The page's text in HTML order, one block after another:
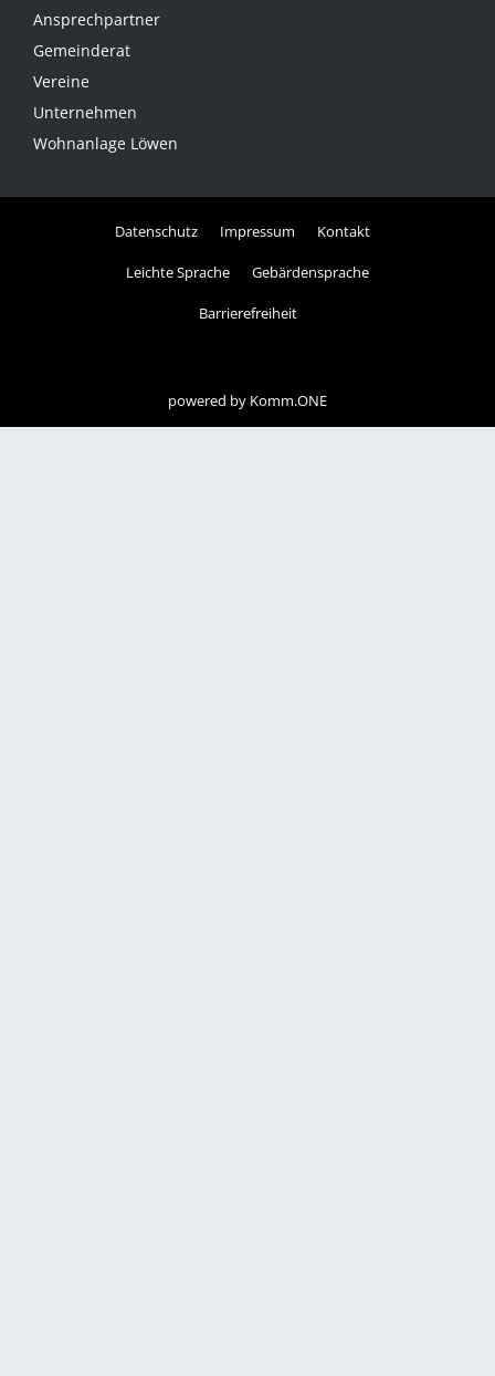
Ansprechpartner
Gemeinderat
Vereine
Unternehmen
Wohnanlage Löwen
Datenschutz Impressum Kontakt
Leichte Sprache Gebärdensprache
Barrierefreiheit
powered by Komm.ONE